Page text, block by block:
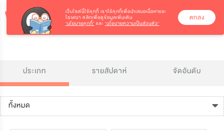
ประเภท รายสัปดาห์ จัดอันดับ
ทั้งหมด
เว็บไซต์นี้ใช้คุกกี้ เราใช้คุกกี้เพื่อนำเสนอเนื้อหาและ
โฆษณา คลิกเพื่อดูข้อมูลเพิ่มเติม
‘นโยบายคุกกี้’ และ ‘นโยบายความเป็นส่วนตัว’
ตกลง